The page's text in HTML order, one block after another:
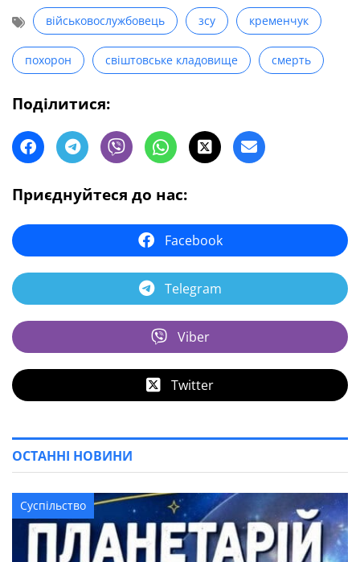
військовослужбовець зсу кременчук
похорон свіштовське кладовище смерть
Поділитися:
Приєднуйтеся до нас:
Facebook
Telegram
Viber
Twitter
ОСТАННІ НОВИНИ
Суспільство